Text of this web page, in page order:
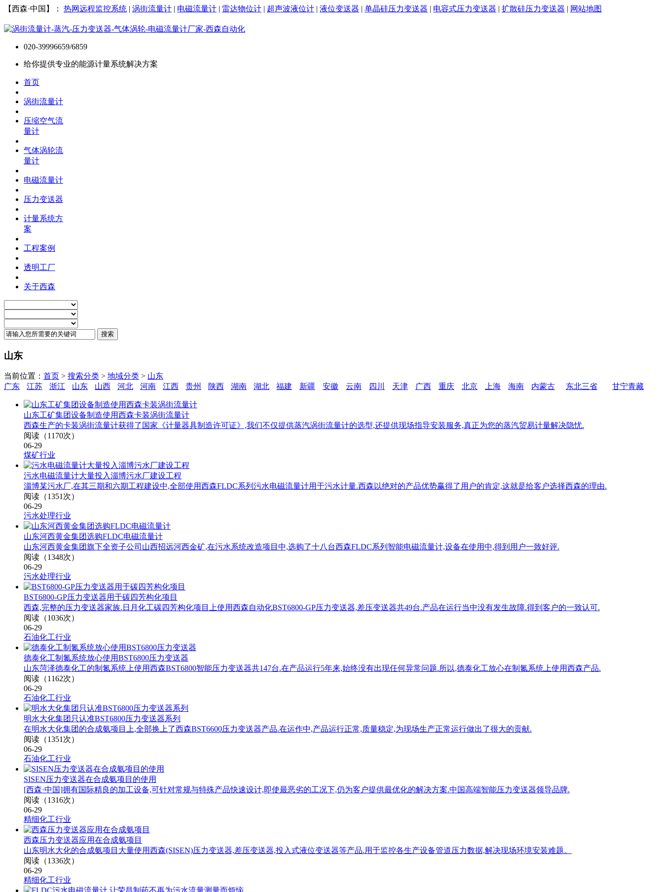
【西森·中国】： 热网远程监控系统 | 涡街流量计 | 电磁流量计 | 雷达物位计 | 超声波液位计 | 液位变送器 | 单晶硅压力变送器 | 电容式压力变送器 | 扩散硅压力变送器 | 网站地图
020-39996659/6859
给你提供专业的能源计量系统解决方案
首页
涡街流量计
压缩空气流
量计
气体涡轮流
量计
电磁流量计
压力变送器
计量系统方
案
工程案例
透明工厂
关于西森
山东
当前位置： 首页 > 搜索分类 > 地域分类 > 山东
广东
江苏 浙江 山东 山西 河北 河南 江西 贵州 陕西 湖南 湖北 福建 新疆 安徽 云南 四川 天津 广西 重庆 北京 上海 海南 内蒙古 东北三省 甘宁青藏
山东工矿集团设备制造使用西森卡装涡街流量计
西森生产的卡装涡街流量计获得了国家《计量器具制造许可证》,我们不仅提供蒸汽涡街流量计的选型,还提供现场指导安装服务,真正为您的蒸汽贸易计量解决隐忧.
阅读（1170次）
06-29
煤矿行业
污水电磁流量计大量投入淄博污水厂建设工程
淄博某污水厂,在其三期和六期工程建设中,全部使用西森FLDC系列污水电磁流量计用于污水计量.西森以绝对的产品优势赢得了用户的肯定,这就是给客户选择西森的理由.
阅读（1351次）
06-29
污水处理行业
山东河西黄金集团选购FLDC电磁流量计
山东河西黄金集团旗下全资子公司山西招远河西金矿,在污水系统改造项目中,选购了十八台西森FLDC系列智能电磁流量计,设备在使用中,得到用户一致好评.
阅读（1348次）
06-29
污水处理行业
BST6800-GP压力变送器用于碳四芳构化项目
西森,完整的压力变送器家族.日月化工碳四芳构化项目上使用西森自动化BST6800-GP压力变送器,差压变送器共49台.产品在运行当中没有发生故障.得到客户的一致认可.
阅读（1036次）
06-29
石油化工行业
德泰化工制氮系统放心使用BST6800压力变送器
山东菏泽德泰化工的制氮系统上使用西森BST6800智能压力变送器共147台.在产品运行5年来,始终没有出现任何异常问题.所以,德泰化工放心在制氮系统上使用西森产品.
阅读（1162次）
06-29
石油化工行业
明水大化集团只认准BST6800压力变送器系列
在明水大化集团的合成氨项目上,全部换上了西森BST6600压力变送器产品.在运作中,产品运行正常,质量稳定,为现场生产正常运行做出了很大的贡献.
阅读（1351次）
06-29
石油化工行业
SISEN压力变送器在合成氨项目的使用
[西森·中国]拥有国际精良的加工设备,可针对常规与特殊产品快速设计,即使最恶劣的工况下,仍为客户提供最优化的解决方案.中国高端智能压力变送器领导品牌.
阅读（1316次）
06-29
精细化工行业
西森压力变送器应用在合成氨项目
山东明水大化的合成氨项目大量使用西森(SISEN)压力变送器,差压变送器,投入式液位变送器等产品.用于监控各生产设备管道压力数据,解决现场环境安装难题。
阅读（1336次）
06-29
精细化工行业